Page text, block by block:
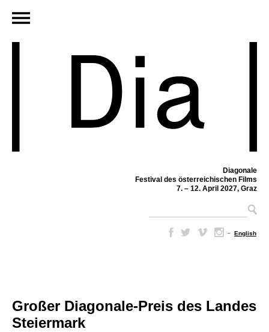
Diagonale
Festival des österreichischen Films
7. – 12. April 2027, Graz
– English
Großer Diagonale-Preis des Landes
Steiermark